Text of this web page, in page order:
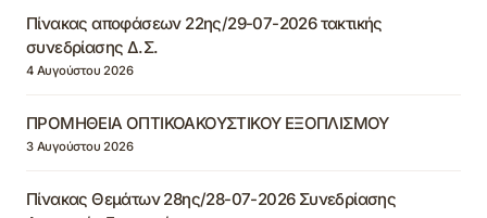
Πίνακας αποφάσεων 22ης/29-07-2026 τακτικής
συνεδρίασης Δ.Σ.
4 Αυγούστου 2026
ΠΡΟΜΗΘΕΙΑ ΟΠΤΙΚΟΑΚΟΥΣΤΙΚΟΥ ΕΞΟΠΛΙΣΜΟΥ
3 Αυγούστου 2026
Πίνακας Θεμάτων 28ης/28-07-2026 Συνεδρίασης